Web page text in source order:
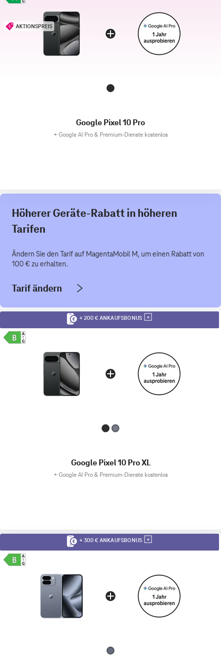
AKTIONSPREIS
Google Pixel 10 Pro
+ Google AI Pro & Premium-Dienste kostenlos
Höherer Geräte-Rabatt in höheren
Tarifen
Ändern Sie den Tarif auf MagentaMobil M, um einen Rabatt von
100 € zu erhalten.
Tarif ändern
+ 200 € ANKAUFSBONUS
Google Pixel 10 Pro XL
+ Google AI Pro & Premium-Dienste kostenlos
+ 300 € ANKAUFSBONUS